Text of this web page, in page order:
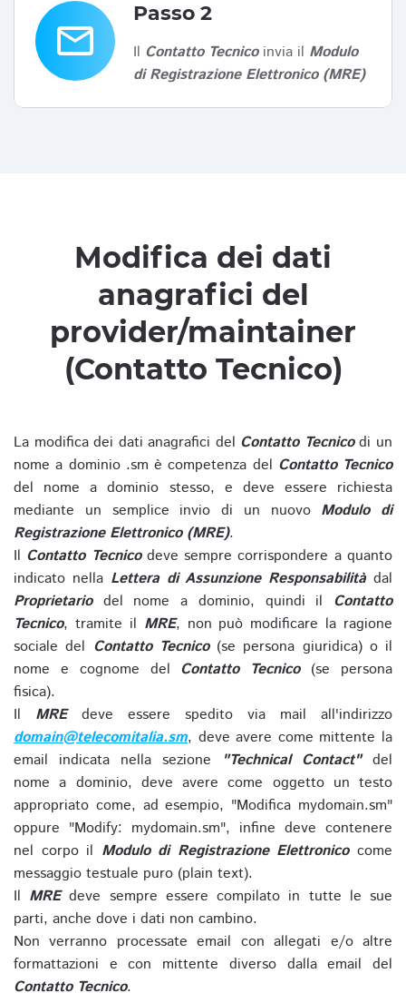
email
Passo 2
Il Contatto Tecnicoinvia il Modulo
di Registrazione Elettronico (MRE)
Modifica dei dati
anagrafici del
provider/maintainer
(Contatto Tecnico)
La modifica dei dati anagrafici del Contatto Tecnicodi un
nome a dominio .sm è competenza del Contatto Tecnico
del nome a dominio stesso, e deve essere richiesta
mediante un semplice invio di un nuovo Modulo di
Registrazione Elettronico (MRE).
Il Contatto Tecnicodeve sempre corrispondere a quanto
indicato nella Lettera di Assunzione Responsabilitàdal
Proprietariodel nome a dominio, quindi il Contatto
Tecnico, tramite il MRE, non può modificare la ragione
sociale del Contatto Tecnico(se persona giuridica) o il
nome e cognome del Contatto Tecnico(se persona
fisica).
Il MREdeve essere spedito via mail all'indirizzo
domain@telecomitalia.sm, deve avere come mittente la
email indicata nella sezione
"Technical Contact"del
nome a dominio, deve avere come oggetto un testo
appropriato come, ad esempio, "Modifica mydomain.sm"
oppure "Modify: mydomain.sm", infine deve contenere
nel corpo il Modulo di Registrazione Elettronicocome
messaggio testuale puro (plain text).
Il MREdeve sempre essere compilato in tutte le sue
parti, anche dove i dati non cambino.
Non verranno processate email con allegati e/o altre
formattazioni e con mittente diverso dalla email del
Contatto Tecnico.